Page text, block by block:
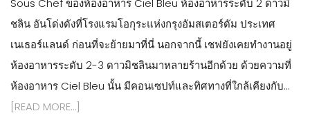
Sous Chef ของห้องอาหาร Ciel Bleu ห้องอาหารระดับ 2 ดาวมิ
ชลิน อันโด่งดังที่โรงแรมโอกุระแห่งกรุงอัมสเตอร์ดัม ประเทศ
เนเธอร์แลนด์ ก่อนที่จะย้ายมาที่นี่ นอกจากนี้ เชฟยังเคยทำงานอยู่
ห้องอาหารระดับ 2-3 ดาวมิชลินมาหลายร้านอีกด้วย ด้วยความที่
ห้องอาหาร Ciel Bleu นั้น มีคอนเซปท์และทิศทางที่ใกล้เคียงกับ…
[READ MORE…]